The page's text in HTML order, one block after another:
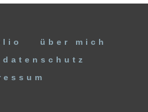
über mich
datenschutz